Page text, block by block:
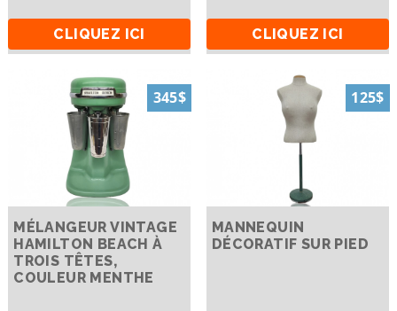
CLIQUEZ ICI CLIQUEZ ICI
345$
MÉLANGEUR VINTAGE
HAMILTON BEACH À
TROIS TÊTES,
COULEUR MENTHE
125$
MANNEQUIN
DÉCORATIF SUR PIED